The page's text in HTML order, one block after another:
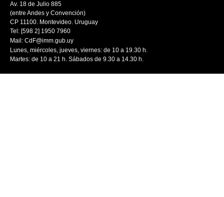
Av. 18 de Julio 885
(entre Andes y Convención)
CP 11100. Montevideo. Uruguay
Tel: [598 2] 1950 7960
Mail: CdF@imm.gub.uy
Lunes, miércoles, jueves, viernes: de 10 a 19.30 h.
Martes: de 10 a 21 h. Sábados de 9.30 a 14.30 h.